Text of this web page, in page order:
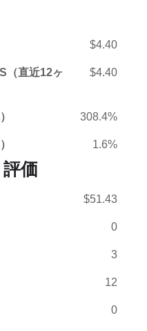
$4.40
（直近12ヶ
$4.40
308.4%
1.6%
価
$51.43
0
3
12
0